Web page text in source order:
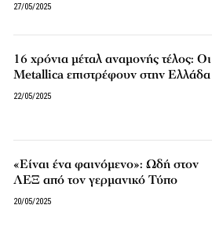
27/05/2025
16 χρόνια μέταλ αναμονής τέλος: Οι
Metallica επιστρέφουν στην Ελλάδα
22/05/2025
«Είναι ένα φαινόμενο»: Ωδή στον
ΛΕΞ από τον γερμανικό Τύπο
20/05/2025